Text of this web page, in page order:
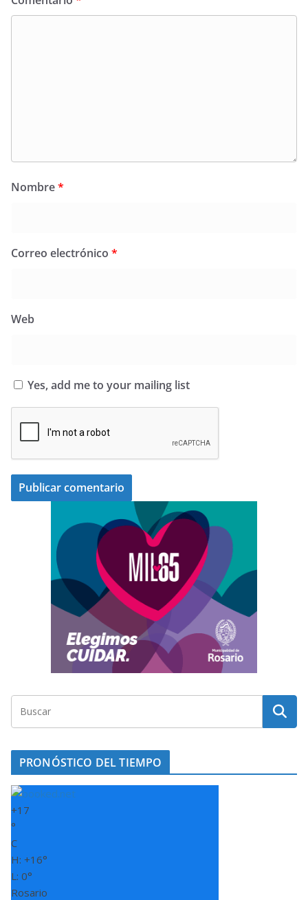
Nombre*
Correo electrónico *
Web
Yes, add me to your mailing list
PRONÓSTICO DEL TIEMPO
+17
°
C
H: +16°
L: 0°
Rosario